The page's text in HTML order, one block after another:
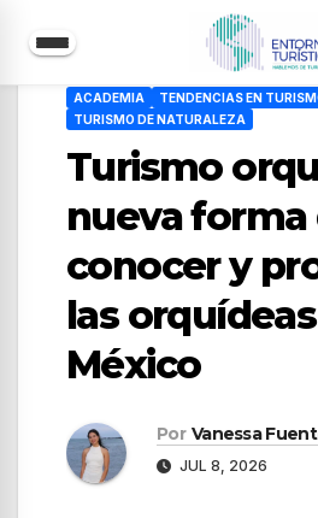
ACADEMIA
TENDENCIAS EN
TURISMO DE NATURALEZA
Turismo
nueva forma
conocer y
las
México
Por Vanessa
JUL 8, 2026